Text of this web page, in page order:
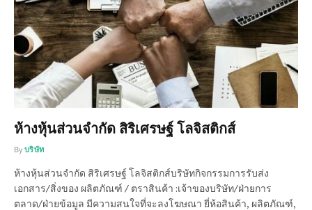
ห้างหุ้นส่วนจำกัด สิริเศรษฐ์ โลจิสติกส์
By บริษัท
ห้างหุ้นส่วนจำกัด สิริเศรษฐ์ โลจิสติกส์บริษัทกิจกรรมการรับส่ง
เอกสาร/สิ่งของ ผลิตภัณฑ์ / ตราสินค้า :เจ้าของบริษัท/ฝ่ายการ
ตลาด/ฝ่ายข้อมูล มีความสนใจที่จะลงโฆษณา ยี่ห้อสินค้า, ผลิตภัณฑ์,